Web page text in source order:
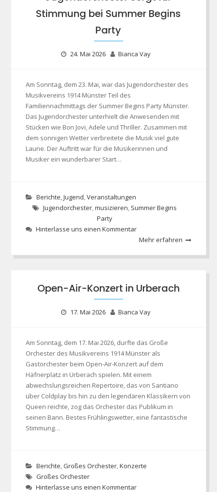
Stimmung bei Summer Begins
Party
24. Mai 2026 Bianca Vay
Am Sonntag, dem 23. Mai, war das Jugendorchester des
Musikvereins 1914 Münster Teil des
Familiennachmittags der Summer Begins Party Münster.
Das Jugendorchester unterhielt die Anwesenden mit
Stücken wie Bon Jovi, Adele und Thriller. Zusammen mit
dem sonnigen Wetter verbreitete die Musik viel gute
Laune. Der Auftritt war für die Musikerinnen und
Musiker ein wunderbarer Start…
Berichte,Jugend,Veranstaltungen
Jugendorchester,musizieren, Summer Begins
Party
Hinterlasse uns einen Kommentar
Mehr erfahren
Open-Air-Konzert in Urberach
17. Mai 2026 Bianca Vay
Am Sonntag, dem 17. Mai 2026, durfte das Große
Orchester des Musikvereins 1914 Münster als
Gastorchester beim Open-Air-Konzert auf dem
Häfnerplatz in Urberach spielen. Mit einem
abwechslungsreichen Repertoire, das von Santiano
über Coldplay bis hin zu den legendären Klassikern von
Queen reichte, zog das Orchester das Publikum in
seinen Bann. Bestes Frühlingswetter, eine fantastische
Stimmung…
Berichte,Großes Orchester,Konzerte
Großes Orchester
Hinterlasse uns einen Kommentar